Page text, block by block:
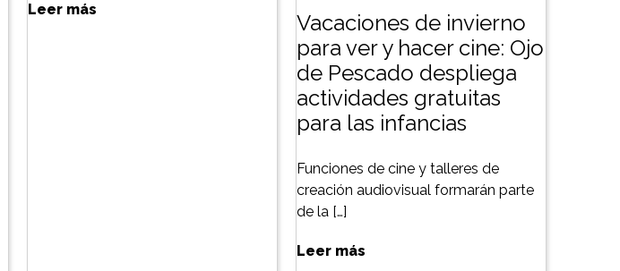
Leer más
Vacaciones de invierno
para ver y hacer cine: Ojo
de Pescado despliega
actividades gratuitas
para las infancias
Funciones de cine y talleres de
creación audiovisual formarán parte
de la […]
Leer más